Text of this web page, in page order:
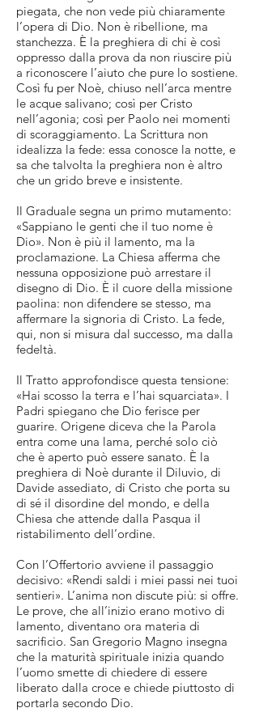
piegata, che non vede più chiaramente
l’opera di Dio. Non è ribellione, ma
stanchezza. È la preghiera di chi è così
oppresso dalla prova da non riuscire più
a riconoscere l’aiuto che pure lo sostiene.
Così fu per Noè, chiuso nell’arca mentre
le acque salivano; così per Cristo
nell’agonia; così per Paolo nei momenti
di scoraggiamento. La Scrittura non
idealizza la fede: essa conosce la notte, e
sa che talvolta la preghiera non è altro
che un grido breve e insistente.
Il Graduale segna un primo mutamento:
«Sappiano le genti che il tuo nome è
Dio». Non è più il lamento, ma la
proclamazione. La Chiesa afferma che
nessuna opposizione può arrestare il
disegno di Dio. È il cuore della missione
paolina: non difendere se stesso, ma
affermare la signoria di Cristo. La fede,
qui, non si misura dal successo, ma dalla
fedeltà.
Il Tratto approfondisce questa tensione:
«Hai scosso la terra e l’hai squarciata». I
Padri spiegano che Dio ferisce per
guarire. Origene diceva che la Parola
entra come una lama, perché solo ciò
che è aperto può essere sanato. È la
preghiera di Noè durante il Diluvio, di
Davide assediato, di Cristo che porta su
di sé il disordine del mondo, e della
Chiesa che attende dalla Pasqua il
ristabilimento dell’ordine.
Con l’Offertorio avviene il passaggio
decisivo: «Rendi saldi i miei passi nei tuoi
sentieri». L’anima non discute più: si offre.
Le prove, che all’inizio erano motivo di
lamento, diventano ora materia di
sacrificio. San Gregorio Magno insegna
che la maturità spirituale inizia quando
l’uomo smette di chiedere di essere
liberato dalla croce e chiede piuttosto di
portarla secondo Dio.